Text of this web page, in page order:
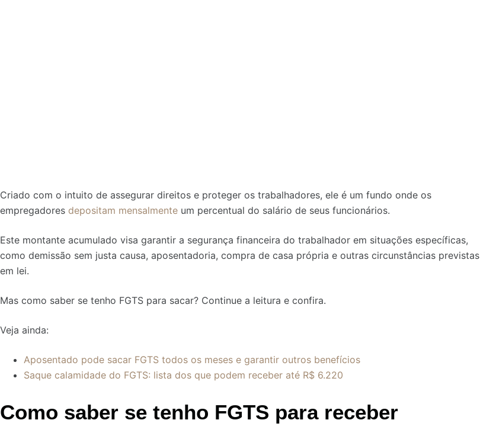
Criado com o intuito de assegurar direitos e proteger os trabalhadores, ele é um fundo onde os
empregadores depositam mensalmente um percentual do salário de seus funcionários.
Este montante acumulado visa garantir a segurança financeira do trabalhador em situações específicas,
como demissão sem justa causa, aposentadoria, compra de casa própria e outras circunstâncias previstas
em lei.
Mas como saber se tenho FGTS para sacar? Continue a leitura e confira.
Veja ainda:
Aposentado pode sacar FGTS todos os meses e garantir outros benefícios
Saque calamidade do FGTS: lista dos que podem receber até R$ 6.220
Como saber se tenho FGTS para receber